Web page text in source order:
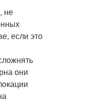
не
если это
они